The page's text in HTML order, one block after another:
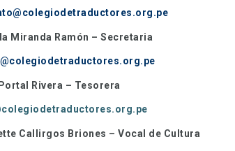
Miranda Ramón – Secretaria
Rivera – Tesorera
Callirgos Briones – Vocal de Cultura